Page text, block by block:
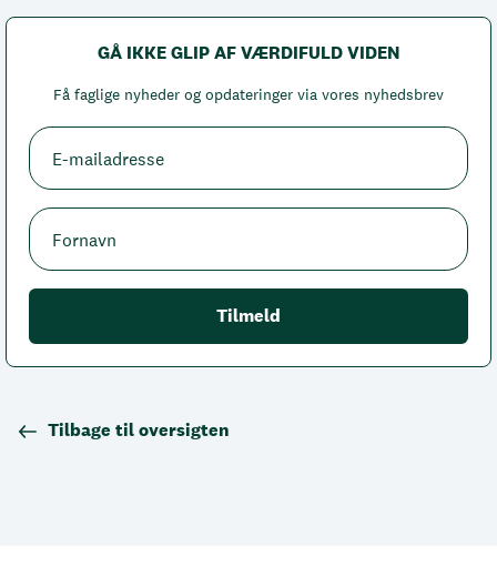
GÅ IKKE GLIP AF VÆRDIFULD VIDEN
Få faglige nyheder og opdateringer via vores nyhedsbrev
Tilbage til oversigten